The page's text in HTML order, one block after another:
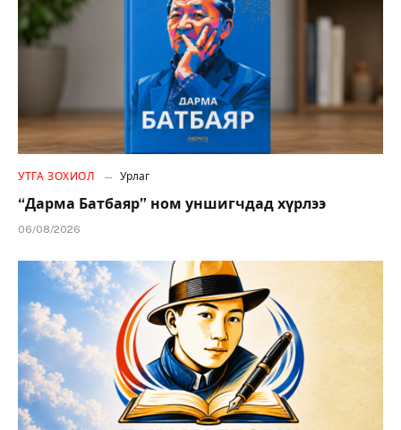
УТГА ЗОХИОЛ Урлаг
“Дарма Батбаяр” ном уншигчдад хүрлээ
06/08/2026